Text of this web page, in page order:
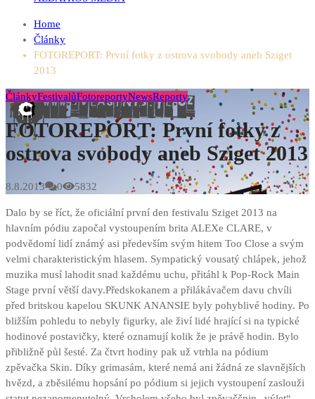
Home
Články
FOTOREPORT: První fotky z ostrova svobody aneb Sziget
2013
ČlánkyFestivalůFotoreportyNewsReporty
FOTOREPORT: První fotky z
ostrova svobody aneb Sziget 2013
8.8.2013 0 5832
Dalo by se říct, že oficiální první den festivalu Sziget 2013 na
hlavním pódiu započal vystoupením brita ALEXe CLARE, v
podvědomí lidí známý asi především svým hitem Too Close a svým
velmi charakteristickým hlasem. Sympatický vousatý chlápek, jehož
muzika musí lahodit snad každému uchu, přitáhl k Pop-Rock Main
Stage první větší davy.Předskokanem a přilákávačem davu chvíli
před britskou kapelou SKUNK ANANSIE byly pohyblivé hodiny. Po
bližším pohledu to nebyly figurky, ale živí lidé hrající si na typické
hodinové postavičky, které oznamují kolik že je právě hodin. Bylo
přibližně půl šesté. Za čtvrt hodiny pak už vtrhla na pódium
zpěvačka Skin. Díky grimasám, které nemá ani žádná ze slavnějších
hvězd, a zběsilému hopsání po pódium si jejich vystoupení zaslouži